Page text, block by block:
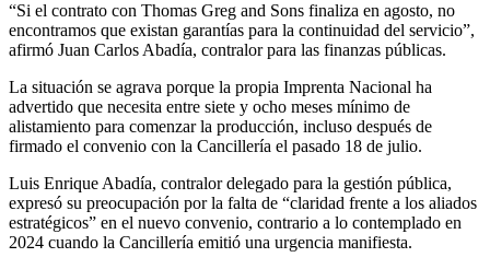
“Si el contrato con Thomas Greg and Sons finaliza en agosto, no
encontramos que existan garantías para la continuidad del servicio”,
afirmó Juan Carlos Abadía, contralor para las finanzas públicas.
La situación se agrava porque la propia Imprenta Nacional ha
advertido que necesita entre siete y ocho meses mínimo de
alistamiento para comenzar la producción, incluso después de
firmado el convenio con la Cancillería el pasado 18 de julio.
Luis Enrique Abadía, contralor delegado para la gestión pública,
expresó su preocupación por la falta de “claridad frente a los aliados
estratégicos” en el nuevo convenio, contrario a lo contemplado en
2024 cuando la Cancillería emitió una urgencia manifiesta.